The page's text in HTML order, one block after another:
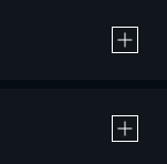
の購入 / レンタルです。
％のポイント還元です。